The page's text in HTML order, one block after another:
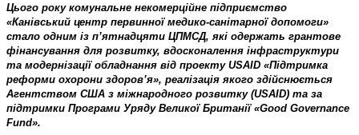
Цього року комунальне некомерційне підприємство
«Канівський центр первинної медико-санітарної допомоги»
стало одним із п’ятнадцяти ЦПМСД, які одержать грантове
фінансування для розвитку, вдосконалення інфраструктури
та модернізації обладнання від проекту USAID «Підтримка
реформи охорони здоров’я», реалізація якого здійснюється
Агентством США з міжнародного розвитку (USAID) та за
підтримки Програми Уряду Великої Британії «Good Governance
Fund».